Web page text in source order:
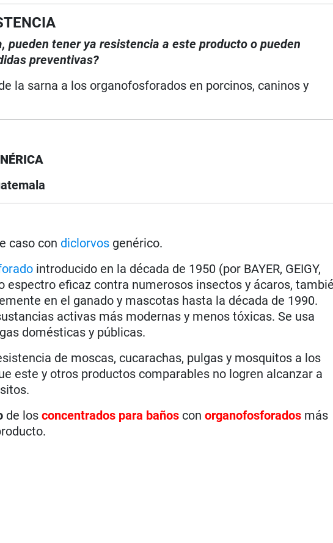
pueden tener ya resistencia a este producto o pueden
preventivas?
la sarna a los organofosforados en porcinos, caninos y
caso con diclorvos genérico.
introducido en la década de 1950 (por BAYER, GEIGY,
espectro eficaz contra numerosos insectos y ácaros,
en el ganado y mascotas hasta la década de 1990.
activas más modernas y menos tóxicas. Se usa
domésticas y públicas.
de moscas, cucarachas, pulgas y mosquitos a los
este y otros productos comparables no logren alcanzar a
de losconcentrados para baños conorganofosforados más